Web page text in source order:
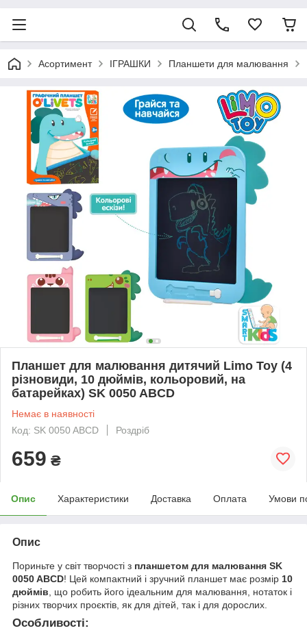
Асортимент ІГРАШКИ Планшети для малювання
Планшет для малювання дитячий Limo Toy (4
різновиди, 10 дюймів, кольоровий, на
батарейках) SK 0050 ABCD
Немає в наявності
Код: SK 0050 ABCD
Роздріб
659 ₴
Опис Характеристики Доставка Оплата Умови
Опис
Пориньте у світ творчості з планшетом для малювання SK
0050 ABCD! Цей компактний і зручний планшет має розмір 10
дюймів , що робить його ідеальним для малювання, нотаток і
різних творчих проєктів, як для дітей, так і для дорослих.
Особливості: